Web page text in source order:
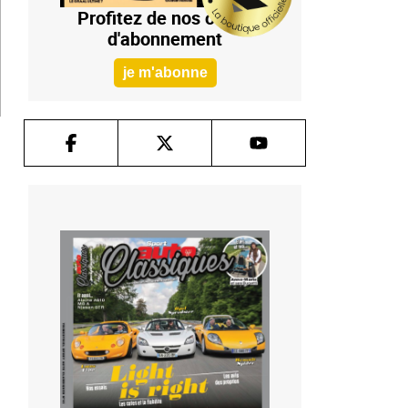
Profitez de nos offres
d'abonnement
je m'abonne